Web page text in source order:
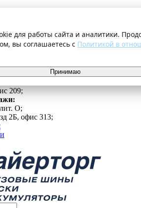
для работы сайта и аналитики.
вы соглашаетесь с Политикой в
Принимаю
209;
О;
2Б, офис 313;